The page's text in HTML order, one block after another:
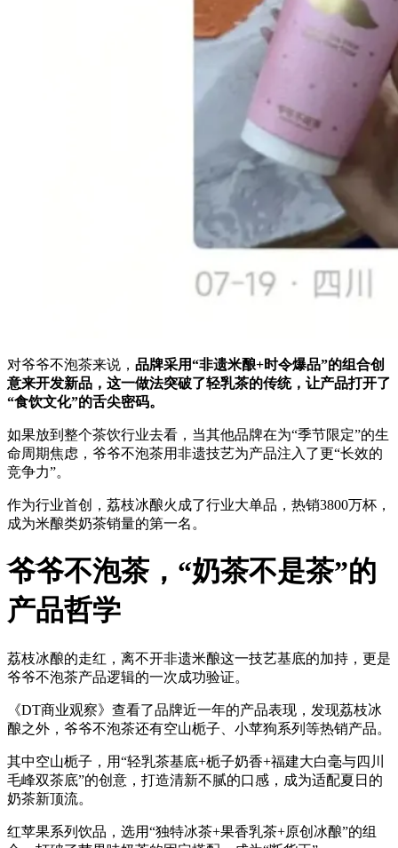
对爷爷不泡茶来说， 品牌采用“非遗米酿+时令爆品”的组合创
意来开发新品，这一做法突破了轻乳茶的传统，让产品打开了
“食饮文化”的舌尖密码。
如果放到整个茶饮行业去看，当其他品牌在为“季节限定”的生
命周期焦虑，爷爷不泡茶用非遗技艺为产品注入了更“长效的
竞争力”。
作为行业首创，荔枝冰酿火成了行业大单品，热销3800万杯，
成为米酿类奶茶销量的第一名。
爷爷不泡茶，“奶茶不是茶”的
产品哲学
荔枝冰酿的走红，离不开非遗米酿这一技艺基底的加持，更是
爷爷不泡茶产品逻辑的一次成功验证。
《DT商业观察》查看了品牌近一年的产品表现，发现荔枝冰
酿之外，爷爷不泡茶还有空山栀子、小苹狗系列等热销产品。
其中空山栀子，用“轻乳茶基底+栀子奶香+福建大白毫与四川
毛峰双茶底”的创意，打造清新不腻的口感，成为适配夏日的
奶茶新顶流。
红苹果系列饮品，选用“独特冰茶+果香乳茶+原创冰酿”的组